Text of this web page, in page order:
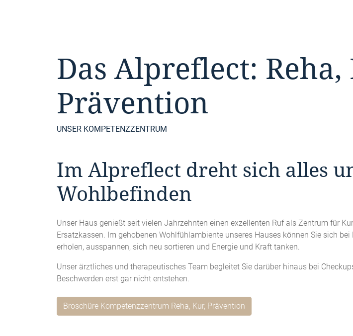
Das Alpreflect:
Prävention
UNSER KOMPETENZZENTRUM
Im Alpreflect dreht sich alles
Wohlbefinden
Unser Haus genießt seit vielen Jahrzehnten einen exzellenten Ruf als Zentrum für
Ersatzkassen. Im gehobenen Wohlfühlambiente unseres Hauses können Sie sich
erholen, ausspannen, sich neu sortieren und Energie und Kraft tanken.
Unser ärztliches und therapeutisches Team begleitet Sie darüber hinaus bei
Beschwerden erst gar nicht entstehen.
Broschüre Kompetenzzentrum Reha, Kur, Prävention